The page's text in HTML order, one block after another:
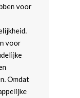
voor
voor
Omdat